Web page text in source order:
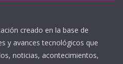
creado en la base de
y avances tecnológicos que
noticias, acontecimientos,